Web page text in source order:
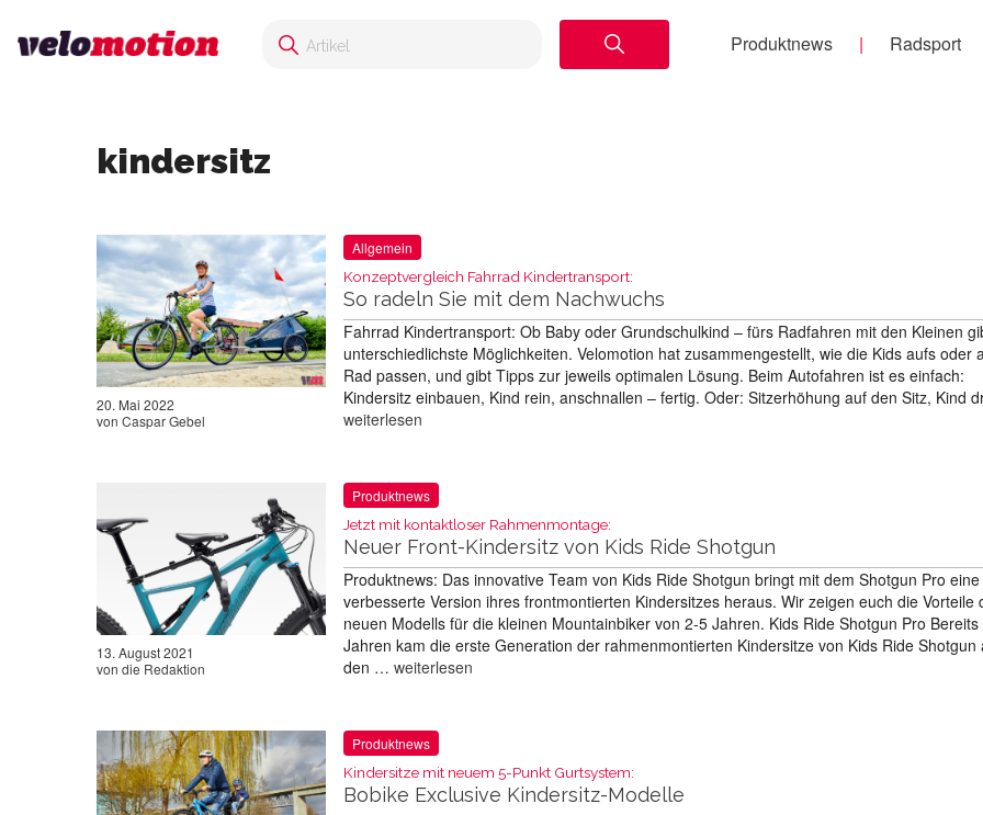
Produktnews Radsport
kindersitz
20. Mai 2022
von Caspar Gebel
Allgemein
Konzeptvergleich Fahrrad Kindertransport:
So radeln Sie mit dem Nachwuchs
Fahrrad Kindertransport: Ob Baby oder Grundschulkind – fürs Radfahren mit den Kleinen
unterschiedlichste Möglichkeiten. Velomotion hat zusammengestellt, wie die Kids aufs oder
Rad passen, und gibt Tipps zur jeweils optimalen Lösung. Beim Autofahren ist es einfach:
Kindersitz einbauen, Kind rein, anschnallen – fertig. Oder: Sitzerhöhung auf den Sitz, Kind
weiterlesen
13. August 2021
von die Redaktion
Produktnews
Jetzt mit kontaktloser Rahmenmontage:
Neuer Front-Kindersitz von Kids Ride Shotgun
Produktnews: Das innovative Team von Kids Ride Shotgun bringt mit dem Shotgun Pro eine
verbesserte Version ihres frontmontierten Kindersitzes heraus. Wir zeigen euch die Vorteile
neuen Modells für die kleinen Mountainbiker von 2-5 Jahren. Kids Ride Shotgun Pro
Jahren kam die erste Generation der rahmenmontierten Kindersitze von Kids Ride Shotgun
den … weiterlesen
Produktnews
Kindersitze mit neuem 5-Punkt Gurtsystem:
Bobike Exclusive Kindersitz-Modelle